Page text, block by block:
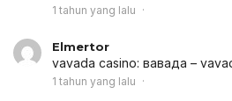
1 tahun yang lalu
Elmertor
vavada casino: вавада –
1 tahun yang lalu